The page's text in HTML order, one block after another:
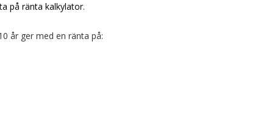
på ränta kalkylator.
år ger med en ränta på: